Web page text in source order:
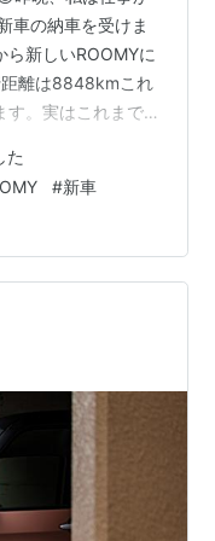
車の納車を受けま
ら新しいROOMYに
離は8848kmこれ
。実はこれまで乗
取り残高設定によ
じ金額で車検毎に
こうすることによ
の返済を継続する
検代金を節約する
た
#新車